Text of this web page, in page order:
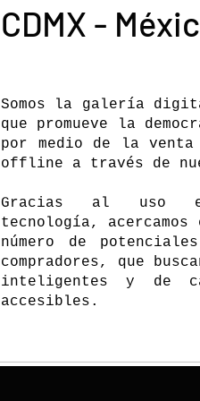
CDMX -
Somos la galería
que promueve la
por medio de la
offline a través de
Gracias al uso
tecnología,
número de
compradores, que
inteligentes y de
accesibles.